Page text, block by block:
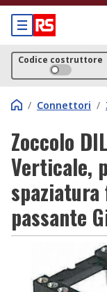
Codice costruttore
/ Connettori /
Zoccolo
Verticale,
spaziatura
passante